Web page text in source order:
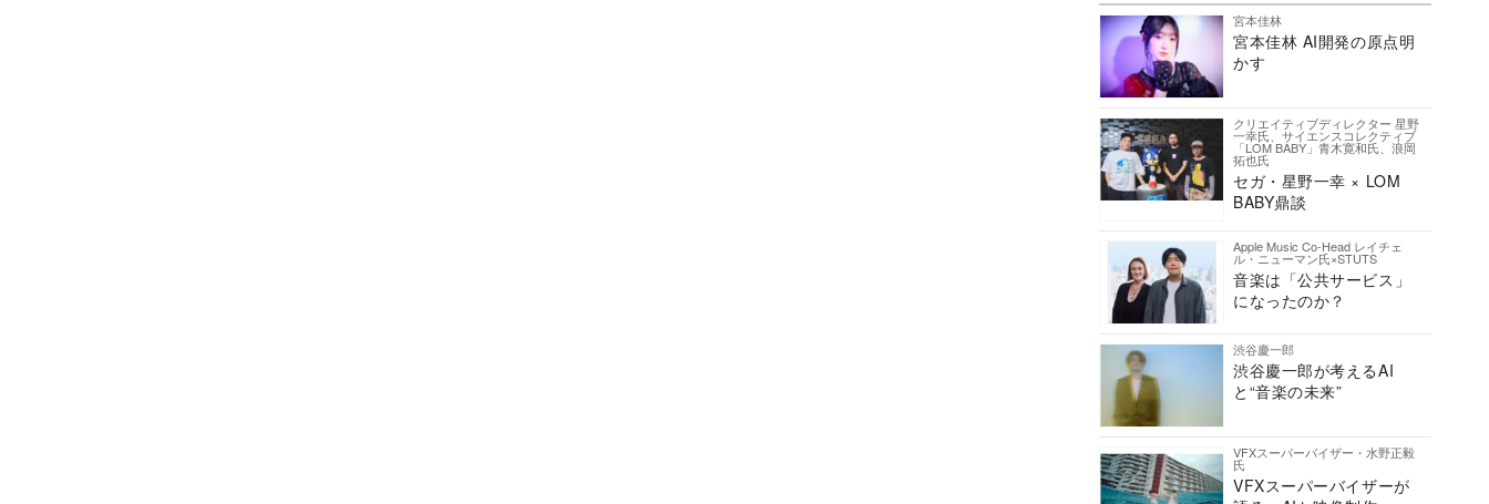
宮本佳林
宮本佳林 AI開発の原点明
かす
クリエイティブディレクター 星野
一幸氏、サイエンスコレクティブ
「LOM BABY」青木寛和氏、浪岡
拓也氏
セガ・星野一幸 × LOM
BABY鼎談
Apple Music Co-Head レイチェ
ル・ニューマン氏×STUTS
音楽は「公共サービス」
になったのか？
渋谷慶一郎
渋谷慶一郎が考えるAI
と“音楽の未来”
VFXスーパーバイザー・水野正毅
氏
VFXスーパーバイザーが